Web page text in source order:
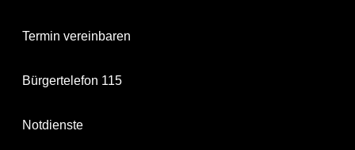
Termin vereinbaren
Bürgertelefon 115
Notdienste